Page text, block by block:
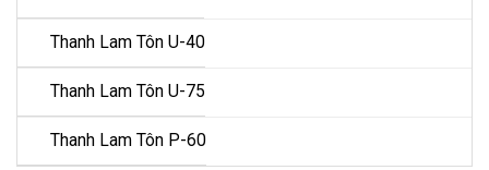
Thanh Lam Tôn U-40
Thanh Lam Tôn U-75
Thanh Lam Tôn P-60